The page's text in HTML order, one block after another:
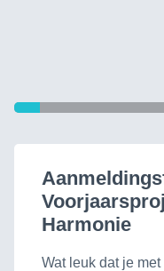
Harmonie
Wat leuk dat je